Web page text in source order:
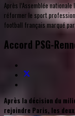
Après l’Assemblée
réformer le sport
football français marqué
Accord PSG-
Après la décision du
rejoindre Paris, les